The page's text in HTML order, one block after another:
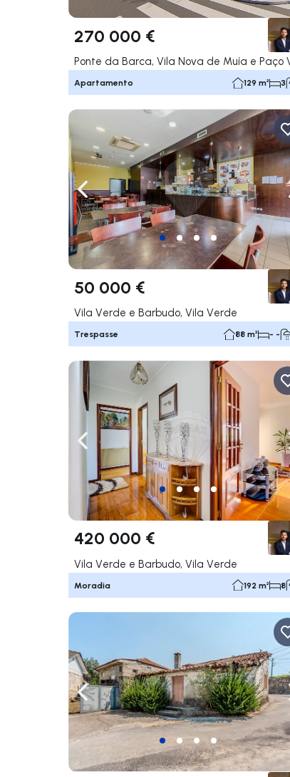
270 000 €
Apartamento 129 m² 3
Navegação para a esquerda
50 000 €
Vila Verde e Barbudo, Vila Verde
Trespasse 88 m² - -
Navegação para a esquerda
420 000 €
Vila Verde e Barbudo, Vila Verde
Moradia 192 m² 8
Navegação para a esquerda